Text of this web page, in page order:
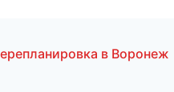
в Воронеж